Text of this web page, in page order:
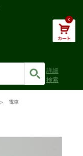
0
詳細
検索
電車